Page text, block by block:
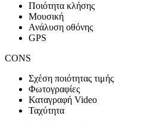
Ποιότητα κλήσης
Μουσική
Ανάλυση οθόνης
GPS
CONS
Σχέση ποιότητας τιμής
Φωτογραφίες
Καταγραφή Video
Ταχύτητα